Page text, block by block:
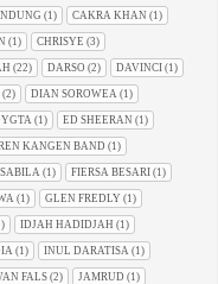
(1) CAKRA KHAN (1)
(1) CHRISYE (3)
(22) DARSO (2) DAVINCI (1)
(2) DIAN SOROWEA (1)
(1) ED SHEERAN (1)
KANGEN BAND (1)
(1) FIERSA BESARI (1)
(1) GLEN FREDLY (1)
IDJAH HADIDJAH (1)
(1) INUL DARATISA (1)
FALS (2) JAMRUD (1)